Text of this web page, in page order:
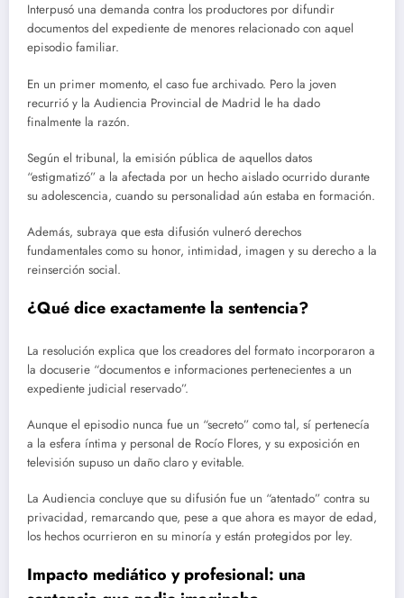
Interpusó una demanda contra los productores por difundir
documentos del expediente de menores relacionado con aquel
episodio familiar.
En un primer momento, el caso fue archivado. Pero la joven
recurrió y la Audiencia Provincial de Madrid le ha dado
finalmente la razón.
Según el tribunal, la emisión pública de aquellos datos
“estigmatizó” a la afectada por un hecho aislado ocurrido durante
su adolescencia, cuando su personalidad aún estaba en formación.
Además, subraya que esta difusión vulneró derechos
fundamentales como su honor, intimidad, imagen y su derecho a la
reinserción social.
¿Qué dice exactamente la sentencia?
La resolución explica que los creadores del formato incorporaron a
la docuserie “documentos e informaciones pertenecientes a un
expediente judicial reservado”.
Aunque el episodio nunca fue un “secreto” como tal, sí pertenecía
a la esfera íntima y personal de Rocío Flores, y su exposición en
televisión supuso un daño claro y evitable.
La Audiencia concluye que su difusión fue un “atentado” contra su
privacidad, remarcando que, pese a que ahora es mayor de edad,
los hechos ocurrieron en su minoría y están protegidos por ley.
Impacto mediático y profesional: una